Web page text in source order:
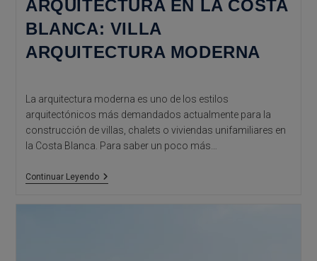
ARQUITECTURA EN LA COSTA
BLANCA: VILLA
ARQUITECTURA MODERNA
La arquitectura moderna es uno de los estilos
arquitectónicos más demandados actualmente para la
construcción de villas, chalets o viviendas unifamiliares en
la Costa Blanca. Para saber un poco más…
Continuar LeyendoArquifach,